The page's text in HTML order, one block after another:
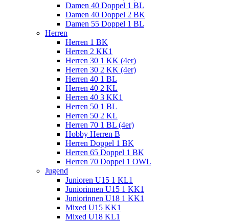
Damen 40 Doppel 1 BL
Damen 40 Doppel 2 BK
Damen 55 Doppel 1 BL
Herren
Herren 1 BK
Herren 2 KK1
Herren 30 1 KK (4er)
Herren 30 2 KK (4er)
Herren 40 1 BL
Herren 40 2 KL
Herren 40 3 KK1
Herren 50 1 BL
Herren 50 2 KL
Herren 70 1 BL (4er)
Hobby Herren B
Herren Doppel 1 BK
Herren 65 Doppel 1 BK
Herren 70 Doppel 1 OWL
Jugend
Junioren U15 1 KL1
Juniorinnen U15 1 KK1
Juniorinnen U18 1 KK1
Mixed U15 KK1
Mixed U18 KL1